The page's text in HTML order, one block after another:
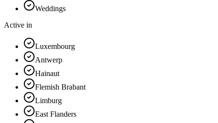
Weddings
Active in
Luxembourg
Antwerp
Hainaut
Flemish Brabant
Limburg
East Flanders